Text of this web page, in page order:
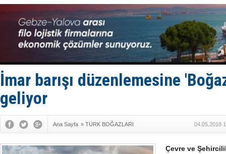
DESE,
35 milyon
İnsansız
Yüzyıl
Anadolu
Derince,
İTU AUV,
İmar barışı düzenlemesine
geliyor
Ana Sayfa » TÜRK BOĞAZLARI 04.05.2018
Çevre ve